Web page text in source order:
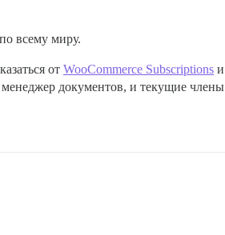
всему миру.
от WooCommerce Subscriptions и
менеджер документов, и текущие члены